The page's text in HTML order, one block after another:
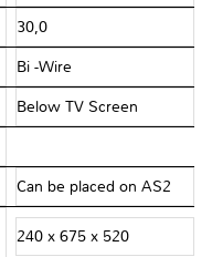
30,0
Bi -Wire
Below TV Screen
Can be placed on AS2
240 x 675 x 520